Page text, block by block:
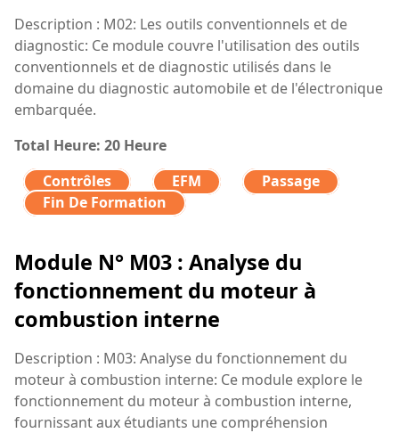
Description : M02: Les outils conventionnels et de
diagnostic: Ce module couvre l'utilisation des outils
conventionnels et de diagnostic utilisés dans le
domaine du diagnostic automobile et de l'électronique
embarquée.
Total Heure: 20 Heure
Contrôles
EFM
Passage
Fin De Formation
Module N° M03 : Analyse du
fonctionnement du moteur à
combustion interne
Description : M03: Analyse du fonctionnement du
moteur à combustion interne: Ce module explore le
fonctionnement du moteur à combustion interne,
fournissant aux étudiants une compréhension